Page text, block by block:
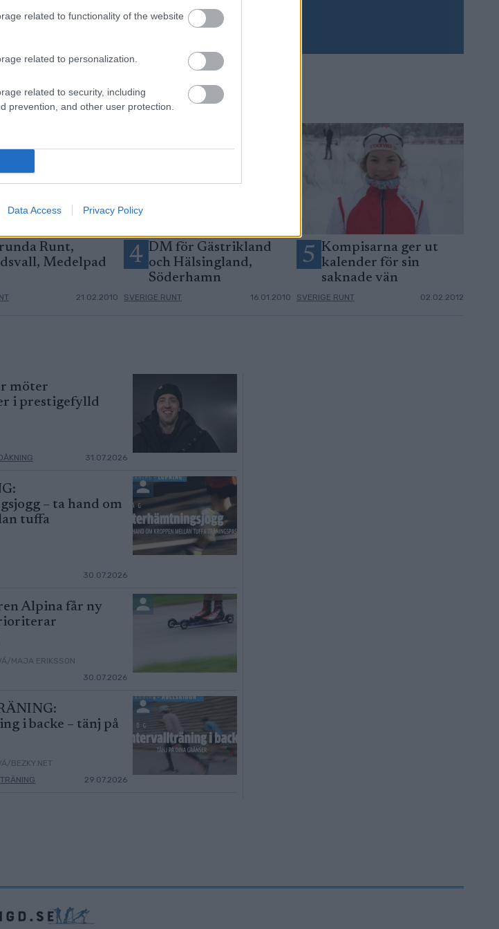
related to functionality of the website
related to personalization.
related to security, including
prevention, and other user protection.
Data Access Privacy Policy
Runt,
Medelpad
21.02.2010
4 DM för Gästrikland
och Hälsingland,
Söderhamn
SVERIGE RUNT 16.01.2010
5 Kompisarna ger ut
kalender för sin
saknade vän
SVERIGE RUNT 02.02.2012
möter
i prestigefylld
31.07.2026
– ta hand om
tuffa
30.07.2026
Alpina får ny
MAJA ERIKSSON
30.07.2026
i backe – tänj på
BEZKY.NET
TRÄNING 29.07.2026